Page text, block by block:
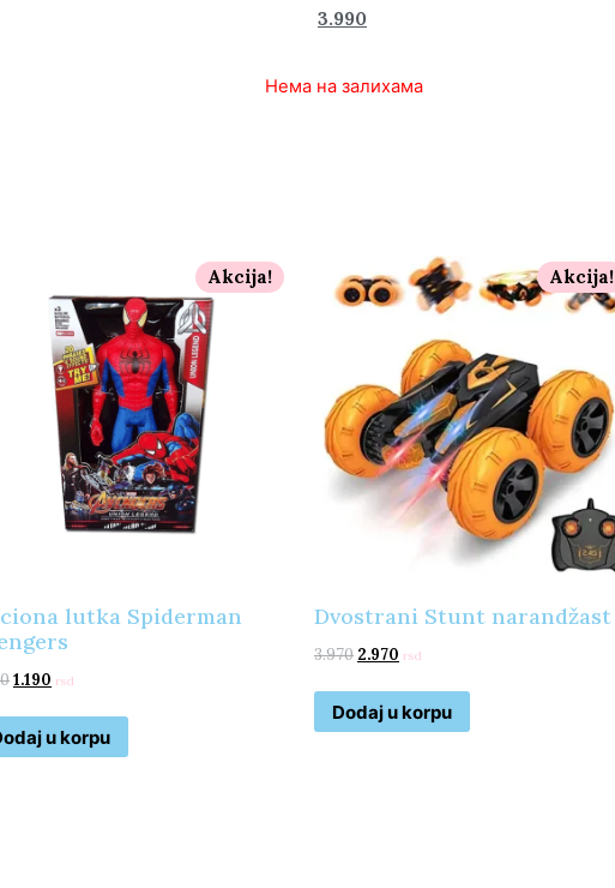
3.990
Нема на залихама
Akcija!
lutka Spiderman
1.190 rsd
u korpu
Akcija!
Dvostrani Stunt narandžast
3.970 2.970 rsd
Dodaj u korpu